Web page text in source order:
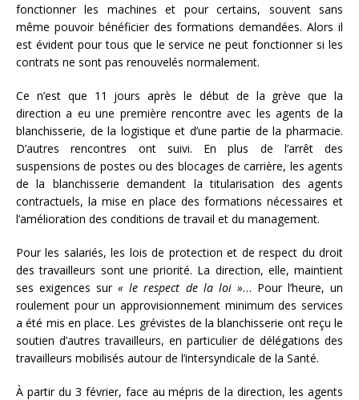
fonctionner les machines et pour certains, souvent sans
même pouvoir bénéficier des formations demandées. Alors il
est évident pour tous que le service ne peut fonctionner si les
contrats ne sont pas renouvelés normalement.
Ce n’est que 11 jours après le début de la grève que la
direction a eu une première rencontre avec les agents de la
blanchisserie, de la logistique et d’une partie de la pharmacie.
D’autres rencontres ont suivi. En plus de l’arrêt des
suspensions de postes ou des blocages de carrière, les agents
de la blanchisserie demandent la titularisation des agents
contractuels, la mise en place des formations nécessaires et
l’amélioration des conditions de travail et du management.
Pour les salariés, les lois de protection et de respect du droit
des travailleurs sont une priorité. La direction, elle, maintient
ses exigences sur« le respect de la loi »… Pour l’heure, un
roulement pour un approvisionnement minimum des services
a été mis en place. Les grévistes de la blanchisserie ont reçu le
soutien d’autres travailleurs, en particulier de délégations des
travailleurs mobilisés autour de l’intersyndicale de la Santé.
À partir du 3 février, face au mépris de la direction, les agents